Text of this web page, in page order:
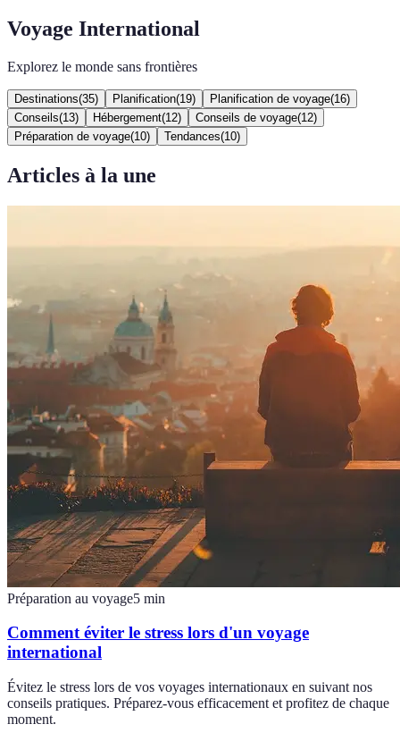
Voyage International
Explorez le monde sans frontières
Destinations(35) Planification(19) Planification de voyage(16)
Conseils(13) Hébergement(12) Conseils de voyage(12)
Préparation de voyage(10) Tendances(10)
Articles à la une
Préparation au voyage5 min
Comment éviter le stress lors d'un voyage
international
Évitez le stress lors de vos voyages internationaux en suivant nos
conseils pratiques. Préparez-vous efficacement et profitez de chaque
moment.